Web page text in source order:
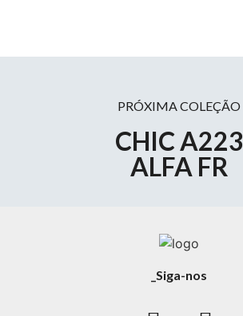
PRÓXIMA COLEÇÃO
CHIC A223
ALFA FR
_Siga-nos